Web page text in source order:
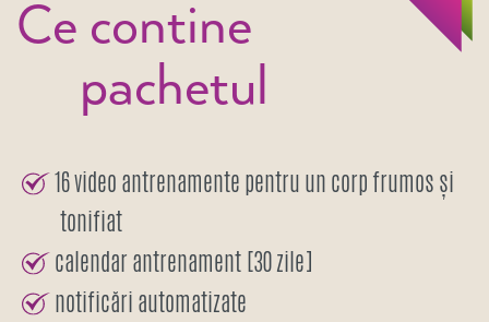
Ce contine
pachetul
16 video antrenamente pentru un corp frumos și
tonifiat
calendar antrenament [30 zile]
notificări automatizate